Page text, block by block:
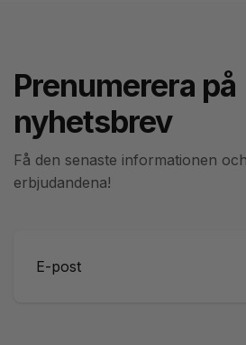
Prenumerera på
nyhetsbrev
Få den senaste informationen
erbjudandena!